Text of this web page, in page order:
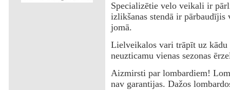
‌Specializētie velo veikali ir
izlikšanas stendā ir pārbaudījis
jomā.
‌Lielveikalos vari trāpīt uz
neuzticamu vienas sezonas
‌Aizmirsti par lombardiem!
nav garantijas. Dažos